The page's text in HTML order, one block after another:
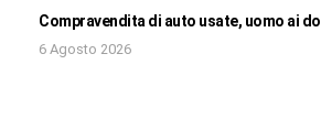
Compravendita di auto usate, uomo ai
6 Agosto 2026